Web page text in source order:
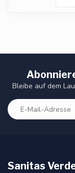
Bleibe auf dem
Sanitas